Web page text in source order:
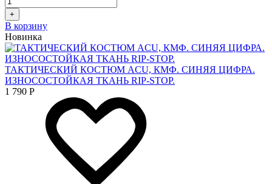
+
В корзину
Новинка
ТАКТИЧЕСКИЙ КОСТЮМ ACU, КМФ. СИНЯЯ ЦИФРА.
ИЗНОСОСТОЙКАЯ ТКАНЬ RIP-STOP.
1 790 Р